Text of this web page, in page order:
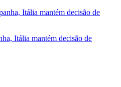
Itália mantém decisão de